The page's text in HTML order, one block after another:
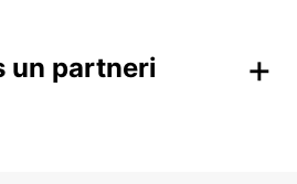
un partneri